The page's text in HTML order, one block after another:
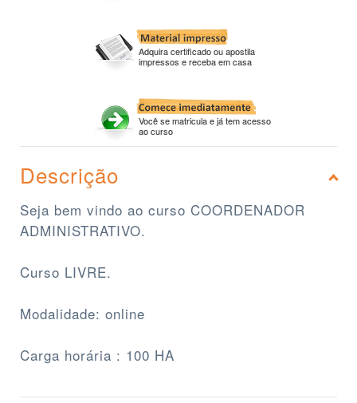
Adquira certificado ou apostila
impressos e receba em casa
Você se matricula e já tem acesso
ao curso
Descrição
Seja bem vindo ao curso COORDENADOR
ADMINISTRATIVO.
Curso LIVRE.
Modalidade: online
Carga horária : 100 HA